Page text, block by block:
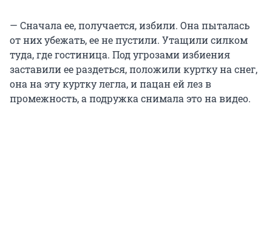
— Сначала ее, получается, избили. Она пыталась
от них убежать, ее не пустили. Утащили силком
туда, где гостиница. Под угрозами избиения
заставили ее раздеться, положили куртку на снег,
она на эту куртку легла, и пацан ей лез в
промежность, а подружка снимала это на видео.